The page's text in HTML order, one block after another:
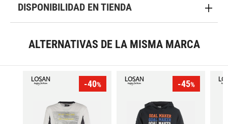
DISPONIBILIDAD EN TIENDA
ALTERNATIVAS DE LA MISMA MARCA
-40% -45%